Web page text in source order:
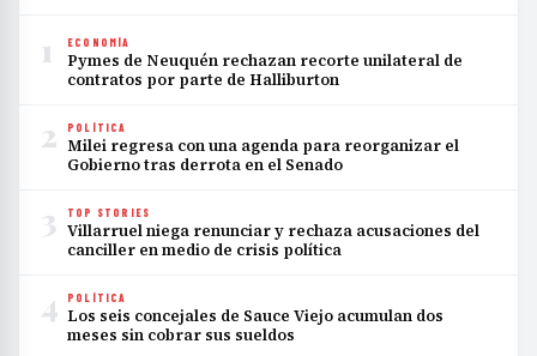
1 ECONOMÍA
Pymes de Neuquén rechazan recorte unilateral de
contratos por parte de Halliburton
2 POLÍTICA
Milei regresa con una agenda para reorganizar el
Gobierno tras derrota en el Senado
3 TOP STORIES
Villarruel niega renunciar y rechaza acusaciones del
canciller en medio de crisis política
4 POLÍTICA
Los seis concejales de Sauce Viejo acumulan dos
meses sin cobrar sus sueldos